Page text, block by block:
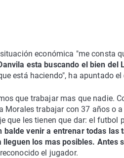
económica "me consta
esta buscando el bien del
está haciendo", ha apuntado
que trabajar mas que nadie.
Morales trabajar con 37 años o
que les tienen que dar: el
balde venir a entrenar todas
los mas posibles. Antes
el jugador.